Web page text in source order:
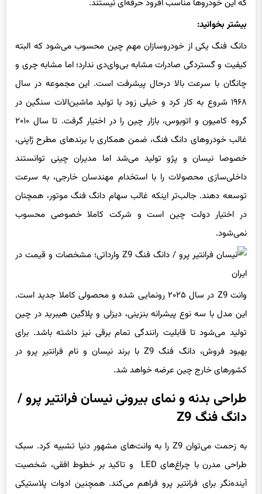
بیشتر بخوانید:
دانگ فنگ یکی از خودروسازان مهم چین محسوب می‌شود که البته
کیفیت و گستردگی صادرات مشابه بی‌وای‌دی ندارد؛ اما مشابه چری و
چانگان با سرعت بالا درحال پیشرفت است. این مجموعه در سال
۱۹۶۸ شروع به کار کرد و خیلی زود با تولید ماشین‌الات سنگین در
گروه کامیون و اتوبوس، بازار چین را در اختیار گرفت. تا سال ۲۰۱۰
غالب خودروهای دانگ فنگ، ضمن همکاری با برندهای مطرح ژاپنی،
خصوصا نیسان و پژو تولید می‌شد اما مدیران چینی توانستند
داخلی‌سازی محصولات را با استخدام مهندسان خارجی، به سرعت
توسعه دهند. جالب‌تر اینکه غالب سهام دانگ فنگ موتور، همچنان
در اختیار دولت چین است و شرکت کاملا خصوصی محسوب
نمی‌شود.
این مدل با سه نوع پیشرانه بنزینی، دیزلی و پلاگین هیبرید در چین
تولید می‌شود تا قابلیت رانندگی تمام برقی نیز داشته باشد. برای
بهبود فروش، دانگ فنگ Z9 با برند نیسان و نام فرانتیر پرو در
کشورهای خارج چین عرضه خواهد شد.
طراحی بدنه و نمای بیرونی نیسان فرانتیر پرو /
دانگ فنگ Z9
طراحی مدرن با چراغ‌های LED و تاکید بر خطوط افقی، شخصیت
آینده‌نگر برای فرانتیر پرو فراهم می‌کند. همچنین ادوات پلاستیکی
برای جلوگیری از افزایش هزینه تولید، به وضوح در سراسر بدنه دیده